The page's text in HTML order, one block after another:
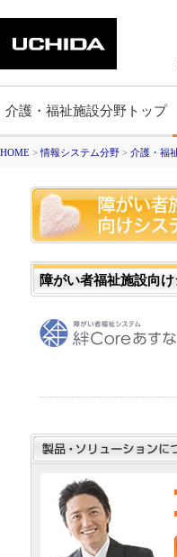
介護・福祉施設分野トップ
HOME >情報システム分野 > 介護・福
障がい者福祉施設向